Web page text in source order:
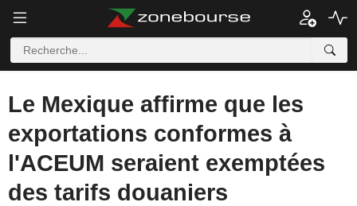
Le Mexique affirme que les
exportations conformes à
l'ACEUM seraient exemptées
des tarifs douaniers